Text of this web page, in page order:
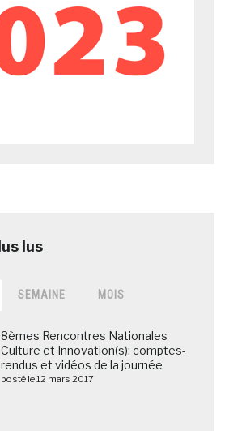
SEMAINE MOIS
8èmes Rencontres Nationales
Culture et Innovation(s): comptes-
rendus et vidéos de la journée
posté le 12 mars 2017